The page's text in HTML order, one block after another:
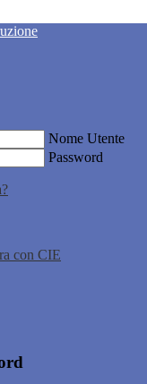
Nome Utente
Password
con CIE